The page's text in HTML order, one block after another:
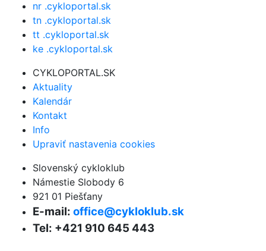
nr .cykloportal.sk
tn .cykloportal.sk
tt .cykloportal.sk
ke .cykloportal.sk
CYKLOPORTAL.SK
Aktuality
Kalendár
Kontakt
Info
Upraviť nastavenia cookies
Slovenský cykloklub
Námestie Slobody 6
921 01 Piešťany
E-mail: office@cykloklub.sk
Tel: +421 910 645 443